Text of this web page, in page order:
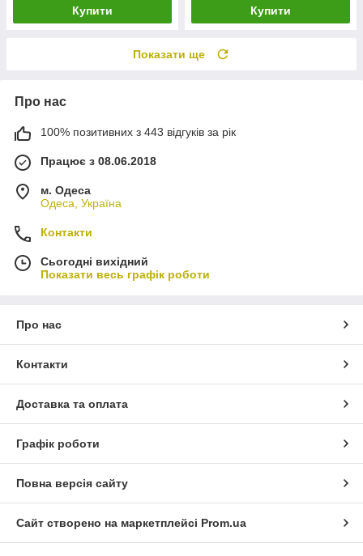
Купити Купити
Показати ще
Про нас
100% позитивних з 443 відгуків за рік
Працює з 08.06.2018
м. Одеса
Одеса, Україна
Контакти
Сьогодні вихідний
Показати весь графік роботи
Про нас
Контакти
Доставка та оплата
Графік роботи
Повна версія сайту
Сайт створено на маркетплейсі Prom.ua